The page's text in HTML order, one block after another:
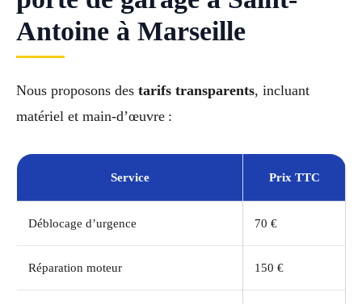
Antoine à Marseille
Nous proposons des tarifs transparents, incluant
matériel et main-d’œuvre :
Service Prix TTC
Déblocage d’urgence 70 €
Réparation moteur 150 €